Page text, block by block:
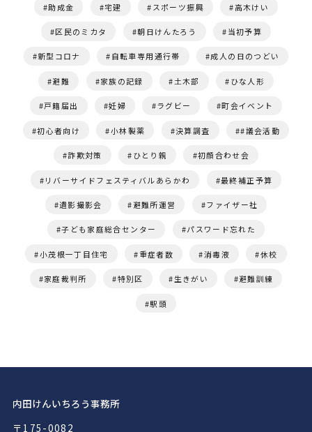
助成金 宅建 スポーツ振興 高木けい
区民のミカタ 朝日けんたろう 当初予算
新型コロナ 自転車専用通行帯 成人の日のつどい
避難 家族の記録 土木部 ひな人形
戸籍届出 妊婦 ラグビー 町会イベント
初心者向け 小林製薬 決算調査 #議会活動
詐欺対策 ひとり親 初顔合わせ会
リバーサイドフェスティバルあらかわ 最終補正予算
遺影撮影会 避難所運営 ファイザー社
子ども家庭総合センター パスワード忘れた
小茂根一丁目住宅 重症者数 消毒液 休校
家庭裁判所 特別区 生きがい 避難訓練
駅頭
内田けんいちろう事務所
〒175-0082